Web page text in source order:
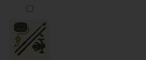
Bespulservice,
geflochten,
0.16,
13.5kg,
gelb